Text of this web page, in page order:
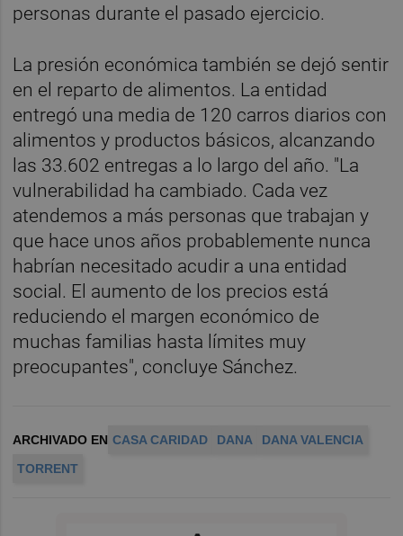
personas durante el pasado ejercicio.
La presión económica también se dejó sentir
en el reparto de alimentos. La entidad
entregó una media de 120 carros diarios con
alimentos y productos básicos, alcanzando
las 33.602 entregas a lo largo del año. "La
vulnerabilidad ha cambiado. Cada vez
atendemos a más personas que trabajan y
que hace unos años probablemente nunca
habrían necesitado acudir a una entidad
social. El aumento de los precios está
reduciendo el margen económico de
muchas familias hasta límites muy
preocupantes", concluye Sánchez.
ARCHIVADO EN CASA CARIDAD DANA
DANA VALENCIA
TORRENT